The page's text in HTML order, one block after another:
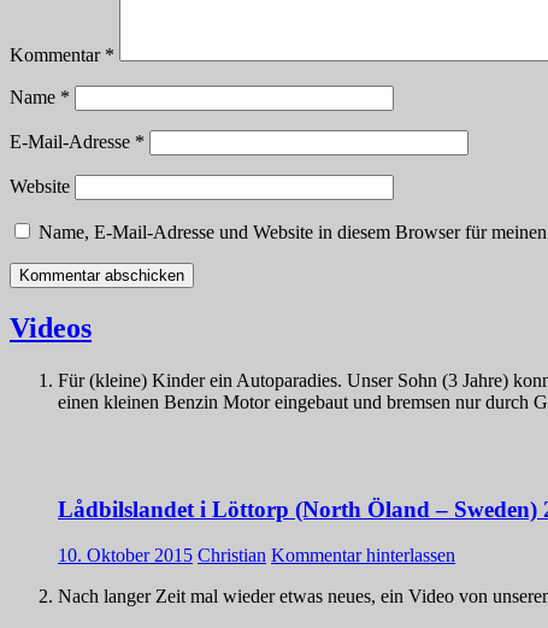
Kommentar *
Name *
E-Mail-Adresse *
Website
Name, E-Mail-Adresse und Website in diesem Browser für
Videos
Für (kleine) Kinder ein Autoparadies. Unser Sohn (3 Jahre)
einen kleinen Benzin Motor eingebaut und bremsen nur durch
Lådbilslandet i Löttorp (North Öland – Sweden)
10. Oktober 2015 Christian Kommentar hinterlassen
Nach langer Zeit mal wieder etwas neues, ein Video von